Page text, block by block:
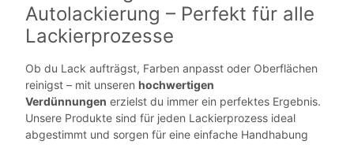
Autolackierung – Perfekt für alle
Lackierprozesse
Ob du Lack aufträgst, Farben anpasst oder Oberflächen
reinigst – mit unseren hochwertigen
Verdünnungen erzielst du immer ein perfektes Ergebnis.
Unsere Produkte sind für jeden Lackierprozess ideal
abgestimmt und sorgen für eine einfache Handhabung